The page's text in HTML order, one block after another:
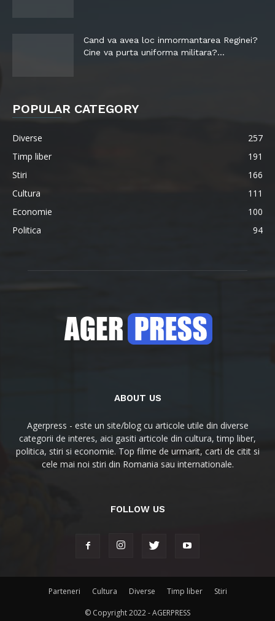
Cand va avea loc inmormantarea Reginei?
Cine va purta uniforma militara?...
POPULAR CATEGORY
Diverse
257
Timp liber
191
Stiri
166
Cultura
111
Economie
100
Politica
94
ABOUT US
Agerpress - este un site/blog cu articole utile din diverse
categorii de interes, aici gasiti articole din cultura, timp liber,
politica, stiri si economie. Top filme de urmarit, carti de citit si
cele mai noi stiri din Romania sau internationale.
FOLLOW US
Parteneri Cultura Diverse Timp liber Stiri
© Copyright 2022 - AGERPRESS